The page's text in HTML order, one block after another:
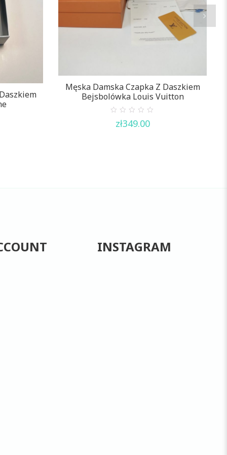
Męska Damska Czapka Z Daszkiem
Bejsbolówka Louis Vuitton
out
zł349.00
INSTAGRAM